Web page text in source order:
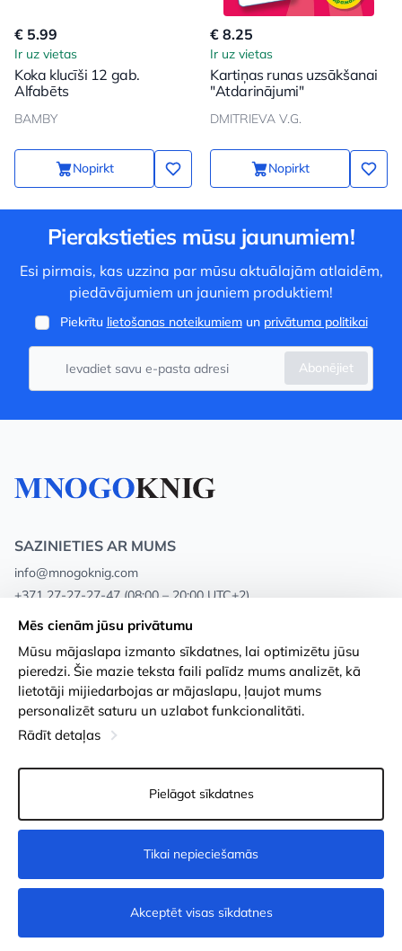
Nopirkt
€ 5.99
Ir uz vietas
Koka klucīši 12 gab.
Alfabēts
BAMBY
Nopirkt
€ 8.25
Ir uz vietas
Kartiņas runas uzsākšanai
"Atdarinājumi"
DMITRIEVA V.G.
Nopirkt
Pierakstieties mūsu jaunumiem!
Esi pirmais, kas uzzina par mūsu aktuālajām atlaidēm,
piedāvājumiem un jauniem produktiem!
Piekrītu lietošanas noteikumiemun privātuma politikai
Abonējiet
SAZINIETIES AR MUMS
info@mnogoknig.com
+371 27-27-27-47 (08:00 – 20:00 UTC+2)
Rīga, Augusta Deglava 69d, LV-1082
Par mums
Veikali
Apmaksa un piegāde
Loayalitātes kartes
Vairumtirdzniecības pircējiem
Privātuma politika
Noteikumi un nosacījumi
Preču atgriešanās
Sīkdatņu iestatījumi
© 2011-2026MNOGOKNIG. All Rights Reserved.
Mēs cienām jūsu privātumu
Mūsu mājaslapa izmanto sīkdatnes, lai optimizētu jūsu
pieredzi. Šie mazie teksta faili palīdz mums analizēt, kā
lietotāji mijiedarbojas ar mājaslapu, ļaujot mums
personalizēt saturu un uzlabot funkcionalitāti.
Rādīt detaļas
Pielāgot sīkdatnes
Tikai nepieciešamās
Akceptēt visas sīkdatnes